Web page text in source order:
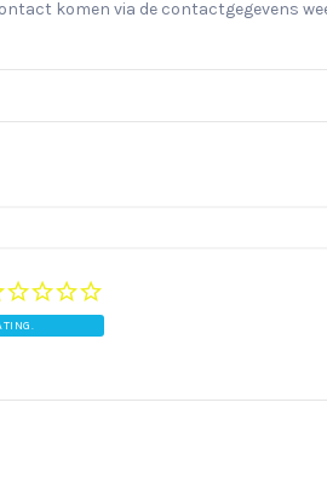
komen via de contactgegevens